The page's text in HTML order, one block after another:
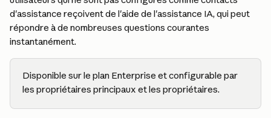
d'assistance reçoivent de l'aide de l'assistance IA, qui peut
répondre à de nombreuses questions courantes
instantanément.
Disponible sur le plan Enterprise et configurable par
les propriétaires principaux et les propriétaires.